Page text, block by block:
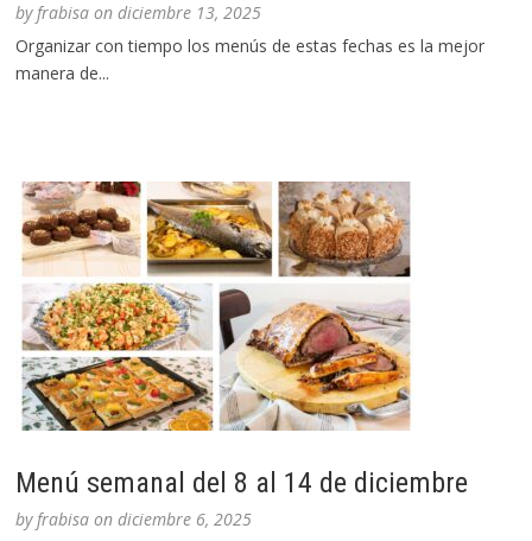
byfrabisa ondiciembre 13, 2025
Organizar con tiempo los menús de estas fechas es la mejor
manera de...
Menú semanal del 8 al 14 de diciembre
byfrabisa ondiciembre 6, 2025